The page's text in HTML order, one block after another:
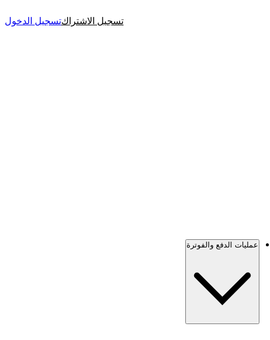
تسجيل الاشتراكتسجيل الدخول
عمليات الدفع والفوترة